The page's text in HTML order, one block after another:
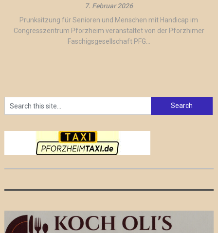
7. Februar 2026
Prunksitzung für Senioren und Menschen mit Handicap im
Congresszentrum Pforzheim veranstaltet von der Pforzhimer
Faschigsgesellschaft PFG...